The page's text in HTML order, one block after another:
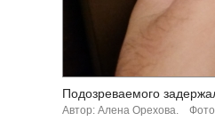
Подозреваемого
Автор: Алена Орехова.